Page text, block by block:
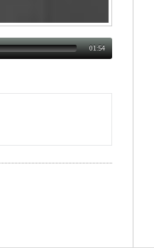
01:54